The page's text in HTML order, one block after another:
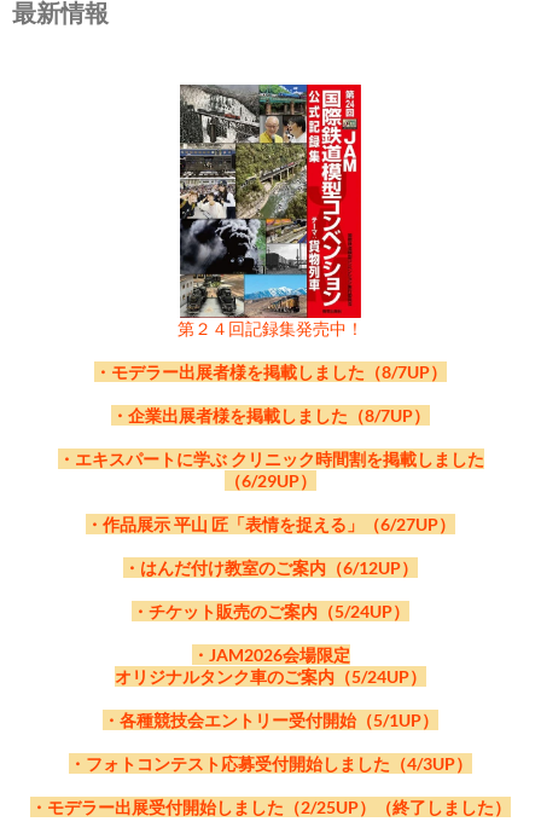
最新情報
第２４回記録集発売中！
・モデラー出展者様を掲載しました（8/7UP）
・企業出展者様を掲載しました（8/7UP）
・エキスパートに学ぶ クリニック時間割を掲載しました
（6/29UP）
・作品展示 平山 匠「表情を捉える」（6/27UP）
・はんだ付け教室のご案内（6/12UP）
・チケット販売のご案内（5/24UP）
・JAM2026会場限定
オリジナルタンク車のご案内（5/24UP）
・各種競技会エントリー受付開始（5/1UP）
・フォトコンテスト応募受付開始しました（4/3UP）
・モデラー出展受付開始しました（2/25UP）（終了しました）